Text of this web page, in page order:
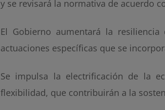
y se revisará la normativa de acuerdo
El Gobierno aumentará la
actuaciones específicas que se
Se impulsa la electrificación de la
flexibilidad, que contribuirán a la